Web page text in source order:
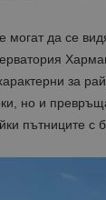
могат да се
за
но и
пътниците с